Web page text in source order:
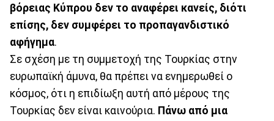
βόρειας Κύπρου δεν το αναφέρει κανείς, διότι
επίσης, δεν συμφέρει το προπαγανδιστικό
αφήγημα.
Σε σχέση με τη συμμετοχή της Τουρκίας στην
ευρωπαϊκή άμυνα, θα πρέπει να ενημερωθεί ο
κόσμος, ότι η επιδίωξη αυτή από μέρους της
Τουρκίας δεν είναι καινούρια. Πάνω από μια